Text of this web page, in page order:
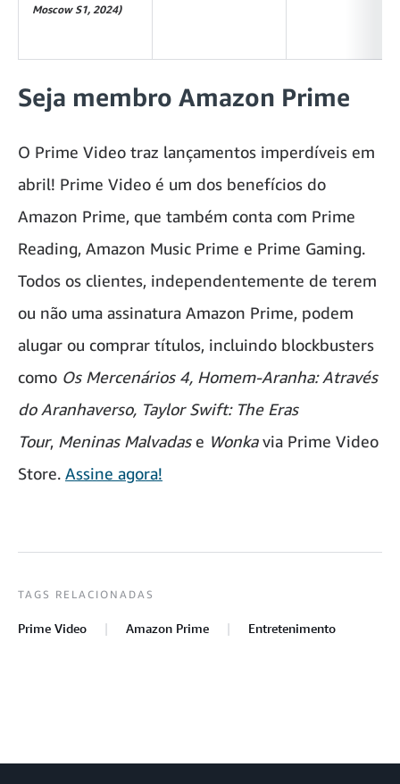
Moscow S1, 2024)
Seja membro Amazon Prime
O Prime Video traz lançamentos imperdíveis em
abril! Prime Video é um dos benefícios do
Amazon Prime, que também conta com Prime
Reading, Amazon Music Prime e Prime Gaming.
Todos os clientes, independentemente de terem
ou não uma assinatura Amazon Prime, podem
alugar ou comprar títulos, incluindo blockbusters
como Os Mercenários 4, Homem-Aranha: Através
do Aranhaverso, Taylor Swift: The Eras
Tour, Meninas Malvadase Wonkavia Prime Video
Store. Assine agora!
TAGS RELACIONADAS
Prime Video Amazon Prime Entretenimento